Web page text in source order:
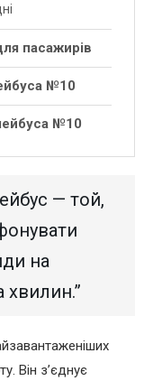
пасажирів
№10
№10
— той,
на
хвилин.”
Він з’єднує